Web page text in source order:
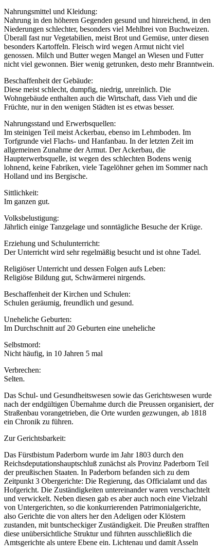
Nahrungsmittel und Kleidung:
Nahrung in den höheren Gegenden gesund und hinreichend, in den
Niederungen schlechter, besonders viel Mehlbrei von Buchweizen.
Überall fast nur Vegetabilien, meist Brot und Gemüse, unter diesen
besonders Kartoffeln. Fleisch wird wegen Armut nicht viel
genossen. Milch und Butter wegen Mangel an Wiesen und Futter
nicht viel gewonnen. Bier wenig getrunken, desto mehr Branntwein.
Beschaffenheit der Gebäude:
Diese meist schlecht, dumpfig, niedrig, unreinlich. Die
Wohngebäude enthalten auch die Wirtschaft, dass Vieh und die
Früchte, nur in den wenigen Städten ist es etwas besser.
Nahrungsstand und Erwerbsquellen:
Im steinigen Teil meist Ackerbau, ebenso im Lehmboden. Im
Torfgrunde viel Flachs- und Hanfanbau. In der letzten Zeit im
allgemeinen Zunahme der Armut. Der Ackerbau, die
Haupterwerbsquelle, ist wegen des schlechten Bodens wenig
lohnend, keine Fabriken, viele Tagelöhner gehen im Sommer nach
Holland und ins Bergische.
Sittlichkeit:
Im ganzen gut.
Volksbelustigung:
Jährlich einige Tanzgelage und sonntägliche Besuche der Krüge.
Erziehung und Schulunterricht:
Der Unterricht wird sehr regelmäßig besucht und ist ohne Tadel.
Religiöser Unterricht und dessen Folgen aufs Leben:
Religiöse Bildung gut, Schwärmerei nirgends.
Beschaffenheit der Kirchen und Schulen:
Schulen geräumig, freundlich und gesund.
Uneheliche Geburten:
Im Durchschnitt auf 20 Geburten eine uneheliche
Selbstmord:
Nicht häufig, in 10 Jahren 5 mal
Verbrechen:
Selten.
Das Schul- und Gesundheitswesen sowie das Gerichtswesen wurde
nach der endgültigen Übernahme durch die Preussen organisiert, der
Straßenbau vorangetrieben, die Orte wurden gezwungen, ab 1818
ein Chronik zu führen.
Zur Gerichtsbarkeit:
Das Fürstbistum Paderborn wurde im Jahr 1803 durch den
Reichsdeputationshauptschluß zunächst als Provinz Paderborn Teil
der preußischen Staaten. In Paderborn befanden sich zu dem
Zeitpunkt 3 Obergerichte: Die Regierung, das Officialamt und das
Hofgericht. Die Zuständigkeiten untereinander waren verschachtelt
und verwickelt. Neben diesen gab es aber auch noch eine Vielzahl
von Untergerichten, so die konkurrierenden Patrimonialgerichte,
also Gerichte die von alters her den Adeligen oder Klöstern
zustanden, mit buntscheckiger Zuständigkeit. Die Preußen strafften
diese unübersichtliche Struktur und führten ausschließlich die
Amtsgerichte als untere Ebene ein. Lichtenau und damit Asseln